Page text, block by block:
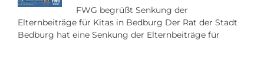
FWG begrüßt Senkung der
Elternbeiträge für Kitas in Bedburg Der Rat der Stadt
Bedburg hat eine Senkung der Elternbeiträge für